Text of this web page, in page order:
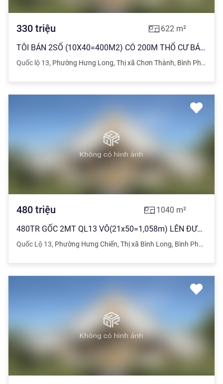
330 triệu 622 m²
TÔI BÁN 2SỔ (10X40=400M2) CÓ 200M THỔ CƯ BÁN 330 TRIỆU SỔ,GẦN SÁT BECAMEX 5200 HA, VỊ TRÍ
Quốc lộ 13, Phường Hưng Long, Thị xã Chơn Thành, Bình Phước
480 triệu 1040 m²
480TR GỐC 2MT QL13 VÔ(21x50=1,058m) LÊN ĐƯỢC 700 THỔ CƯ, SÁT BÊN KCN, 600M TỚI TRƯỜNG CHỢ
Quốc Lộ 13, Phường Hưng Chiến, Thị xã Bình Long, Bình Phước